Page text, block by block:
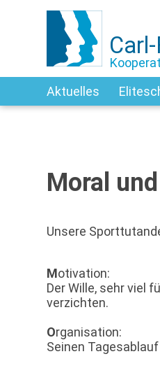
Aktuelles
Moral
Unsere
Motivation:
Der Wille, sehr viel
verzichten.
Organisation:
Seinen